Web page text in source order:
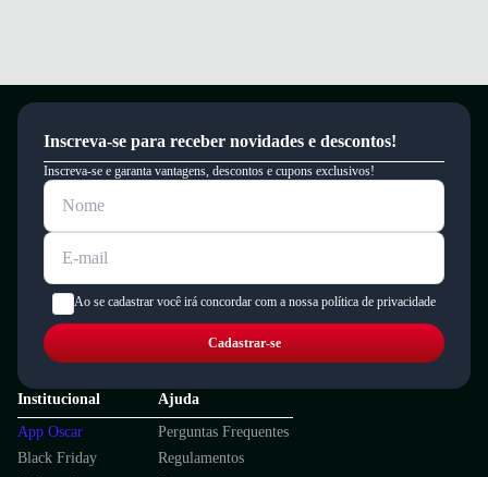
Inscreva-se para receber novidades e descontos!
Inscreva-se e garanta vantagens, descontos e cupons exclusivos!
Ao se cadastrar você irá concordar com a nossa política de privacidade
Cadastrar-se
Institucional
App Oscar
Black Friday
Ajuda
Perguntas Frequentes
Regulamentos